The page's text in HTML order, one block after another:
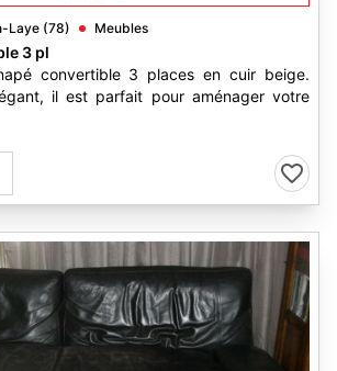
Laye (78) Meubles
3 pl
convertible 3 places en cuir beige.
il est parfait pour aménager votre